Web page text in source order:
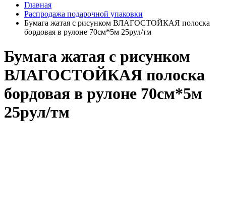
Главная
Распродажа подарочной упаковки
Бумага жатая с рисунком ВЛАГОСТОЙКАЯ полоска
бордовая в рулоне 70см*5м 25рул/тм
Бумага жатая с рисунком
ВЛАГОСТОЙКАЯ полоска
бордовая в рулоне 70см*5м
25рул/тм